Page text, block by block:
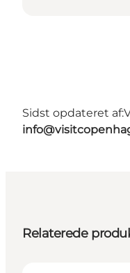
Sidst opdateret af:
Relaterede